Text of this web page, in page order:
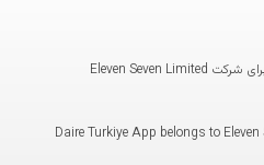
Eleven Seven Limited
Daire Turkiye App belongs to